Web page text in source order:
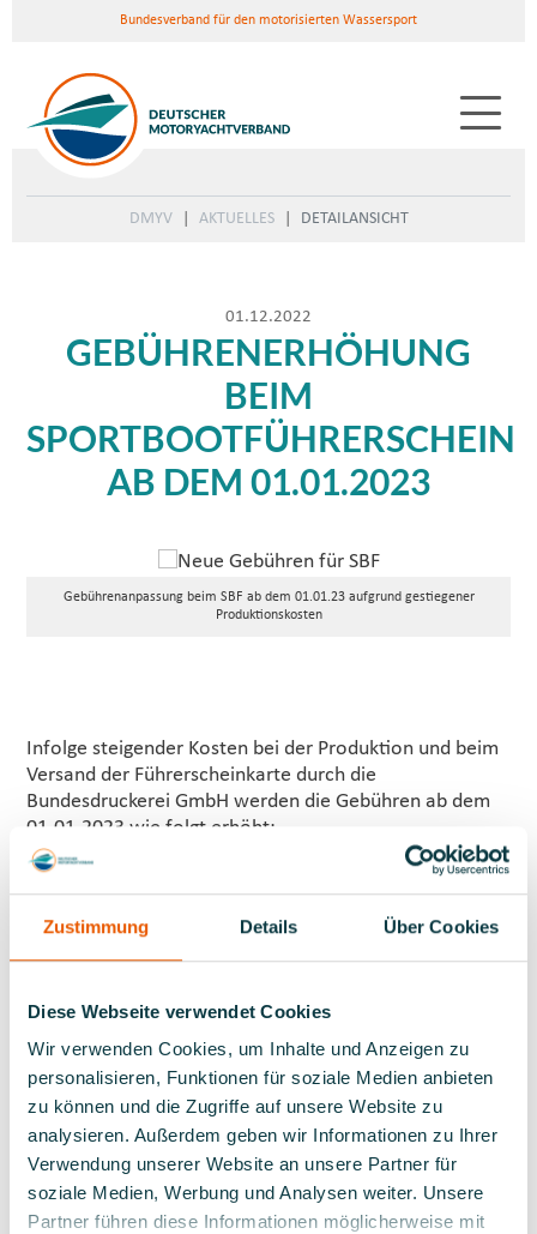
Zustimmung Details Über Cookies
Diese Webseite verwendet Cookies
Wir verwenden Cookies, um Inhalte und Anzeigen zu
personalisieren, Funktionen für soziale Medien anbieten
zu können und die Zugriffe auf unsere Website zu
analysieren. Außerdem geben wir Informationen zu Ihrer
Verwendung unserer Website an unsere Partner für
soziale Medien, Werbung und Analysen weiter. Unsere
Partner führen diese Informationen möglicherweise mit
Bundesverband für den motorisierten Wassersport
DMYV AKTUELLES DETAILANSICHT
01.12.2022
GEBÜHRENERHÖHUNG
BEIM
SPORTBOOTFÜHRERSCHEIN
AB DEM 01.01.2023
Gebührenanpassung beim SBF ab dem 01.01.23 aufgrund gestiegener
Produktionskosten
Infolge steigender Kosten bei der Produktion und beim
Versand der Führerscheinkarte durch die
Bundesdruckerei GmbH werden die Gebühren ab dem
01.01.2023 wie folgt erhöht:
• Erteilung Sportbootführerschein: 28,75 Euro
(einschl. USt)
• Ausstellung Ersatzausfertigung: 41,59 Euro (einschl.
(Umschreibung): 41,59 Euro (einschl. USt)
Hinzu kommt eine Erhöhung der Auslage beim
Auslandsversand.
Die Auslage beträgt ab dem 01.01.2023 7,49 Euro
(einschl. USt).
ZURÜCK